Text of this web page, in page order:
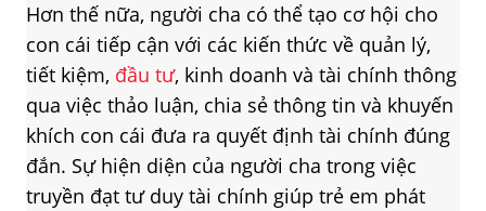
Hơn thế nữa, người cha có thể tạo cơ hội cho
con cái tiếp cận với các kiến thức về quản lý,
tiết kiệm, đầu tư, kinh doanh và tài chính thông
qua việc thảo luận, chia sẻ thông tin và khuyến
khích con cái đưa ra quyết định tài chính đúng
đắn. Sự hiện diện của người cha trong việc
truyền đạt tư duy tài chính giúp trẻ em phát